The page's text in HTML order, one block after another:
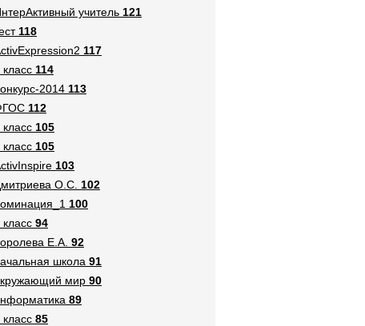
учитель 121
118
117
класс 114
2014 113
112
класс 105
класс 105
103
О.С. 102
100
класс 94
Е.А. 92
школа 91
мир 90
89
класс 85